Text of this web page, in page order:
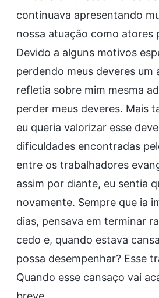
continuava apresentando
nossa atuação como atores
Devido a alguns motivos
perdendo meus deveres
refletia sobre mim mesma
perder meus deveres. Mais
eu queria valorizar esse
dificuldades encontradas
entre os trabalhadores
assim por diante, eu sentia
novamente. Sempre que ia
dias, pensava em terminar
cedo e, quando estava
possa desempenhar? Esse
Quando esse cansaço vai